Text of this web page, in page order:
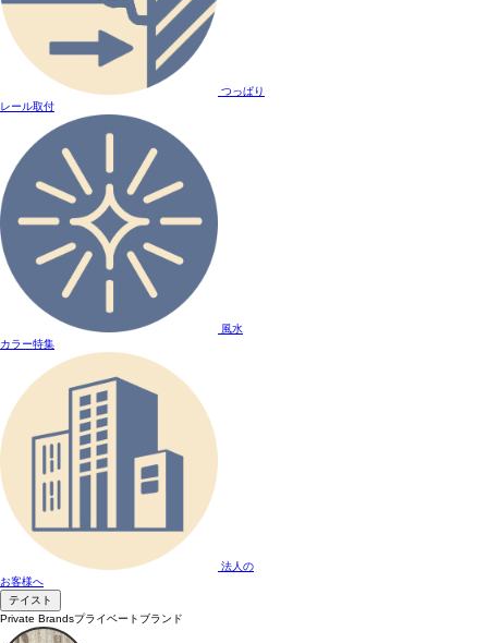
つっぱり
レール取付
風水
カラー特集
法人の
お客様へ
テイスト
Private Brandsプライベートブランド